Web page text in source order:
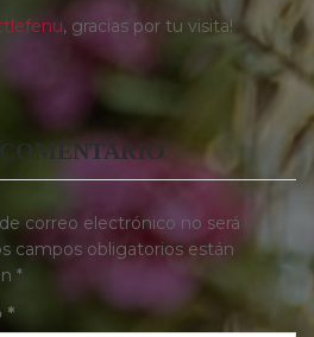
, gracias por tu visita!
COMENTARIO
correo electrónico no será
campos obligatorios están
*
*